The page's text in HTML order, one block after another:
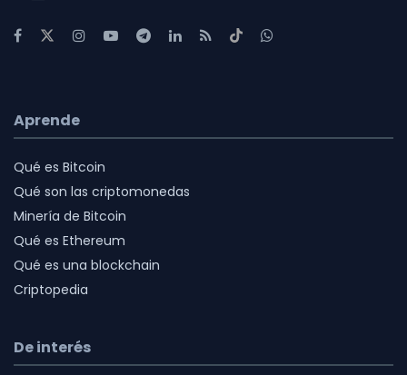
Aprende
Qué es Bitcoin
Qué son las criptomonedas
Minería de Bitcoin
Qué es Ethereum
Qué es una blockchain
Criptopedia
De interés